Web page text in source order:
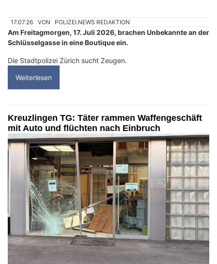
17.07.26 VON POLIZEI.NEWS REDAKTION
Am Freitagmorgen, 17. Juli 2026, brachen Unbekannte an der
Schlüsselgasse in eine Boutique ein.
Die Stadtpolizei Zürich sucht Zeugen.
Weiterlesen
Kreuzlingen TG: Täter rammen Waffengeschäft
mit Auto und flüchten nach Einbruch